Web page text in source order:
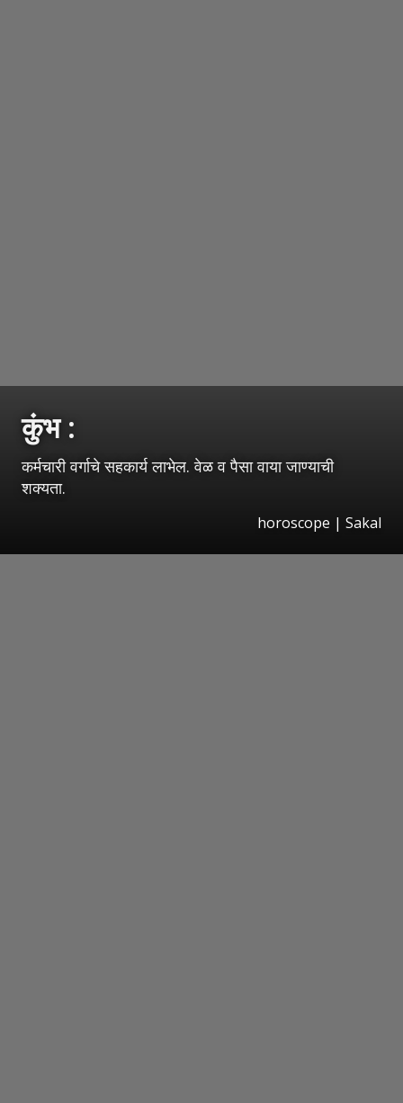
कुंभ :
कर्मचारी वर्गाचे सहकार्य लाभेल. वेळ व पैसा वाया जाण्याची
शक्यता.
horoscope | Sakal